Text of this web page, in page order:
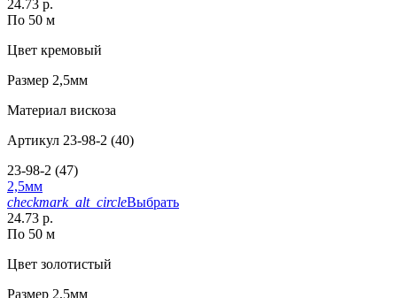
24.73 р.
По 50 м
Цвет кремовый
Размер 2,5мм
Материал вискоза
Артикул 23-98-2 (40)
23-98-2 (47)
2,5мм
checkmark_alt_circleВыбрать
24.73 р.
По 50 м
Цвет золотистый
Размер 2,5мм